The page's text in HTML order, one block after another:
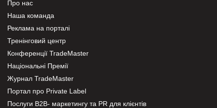
Про нас
Наша команда
Реклама на порталі
Тренінговий центр
Конференції TradeMaster
Національні Премії
Журнал TradeMaster
Портал про Private Label
Послуги В2В- маркетингу та PR для клієнтів